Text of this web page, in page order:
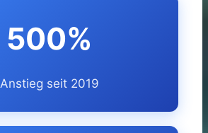
500%
Anstieg seit 2019